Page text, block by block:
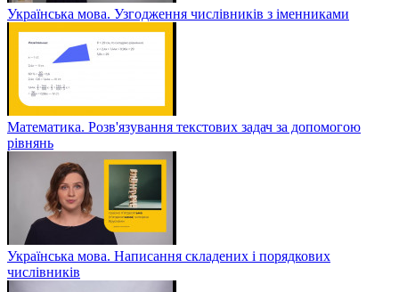
Українська мова. Узгодження числівників з іменниками
Математика. Розв'язування текстових задач за допомогою
рівнянь
Українська мова. Написання складених і порядкових
числівників